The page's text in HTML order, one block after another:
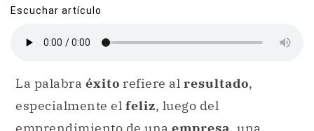
Escuchar artículo
La palabra éxito refiere al resultado,
especialmente el feliz, luego del